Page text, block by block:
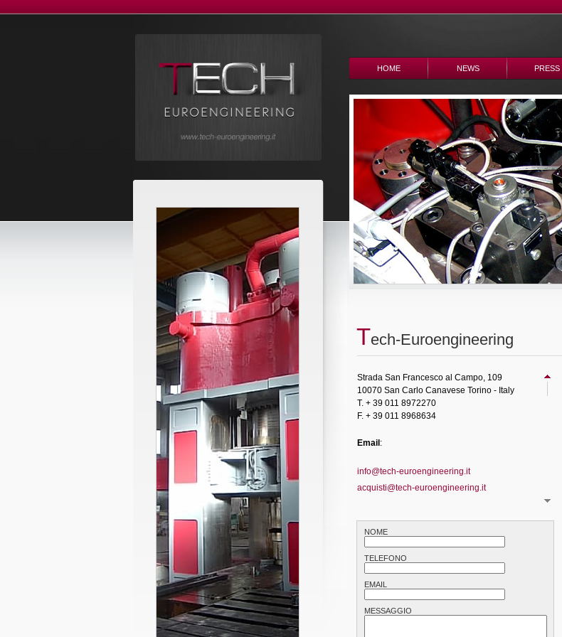
HOME NEWS PRESS
Tech-Euroengineering
Strada San Francesco al Campo, 109
10070 San Carlo Canavese Torino - Italy
T. + 39 011 8972270
F. + 39 011 8968634
Email :
info@tech-euroengineering.it
acquisti@tech-euroengineering.it
NOME
TELEFONO
EMAIL
MESSAGGIO